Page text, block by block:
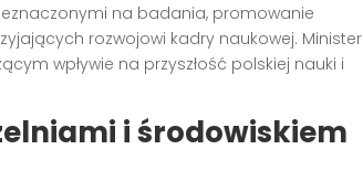
na badania, promowanie
rozwojowi kadry naukowej. Minister
wpływie na przyszłość polskiej nauki i
i środowiskiem